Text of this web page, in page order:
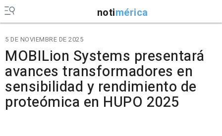
notimérica
5 DE NOVIEMBRE DE 2025
MOBILion Systems presentará
avances transformadores en
sensibilidad y rendimiento de
proteómica en HUPO 2025